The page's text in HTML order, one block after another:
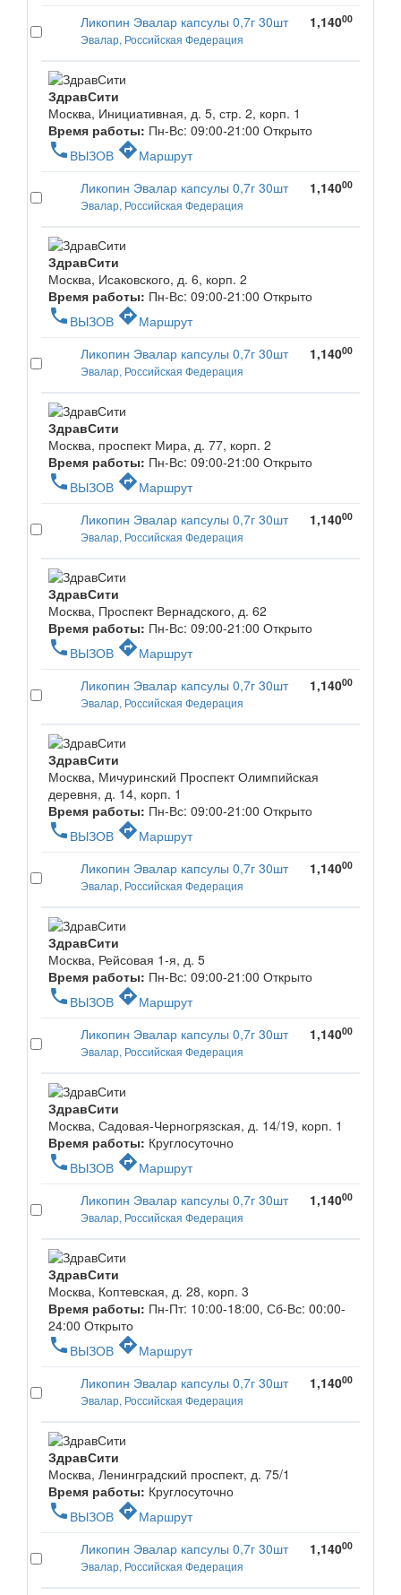
Ликопин Эвалар капсулы 0,7г 30шт
Эвалар, Российская Федерация
1,14000
ЗдравСити
Москва, Инициативная, д. 5, стр. 2, корп. 1
Время работы: Пн-Вс: 09:00-21:00 Открыто
phone ВЫЗОВ directionsМаршрут
Ликопин Эвалар капсулы 0,7г 30шт
Эвалар, Российская Федерация
1,14000
ЗдравСити
Москва, Исаковского, д. 6, корп. 2
Время работы: Пн-Вс: 09:00-21:00 Открыто
phone ВЫЗОВ directionsМаршрут
Ликопин Эвалар капсулы 0,7г 30шт
Эвалар, Российская Федерация
1,14000
ЗдравСити
Москва, проспект Мира, д. 77, корп. 2
Время работы: Пн-Вс: 09:00-21:00 Открыто
phone ВЫЗОВ directionsМаршрут
Ликопин Эвалар капсулы 0,7г 30шт
Эвалар, Российская Федерация
1,14000
ЗдравСити
Москва, Проспект Вернадского, д. 62
Время работы: Пн-Вс: 09:00-21:00 Открыто
phone ВЫЗОВ directionsМаршрут
Ликопин Эвалар капсулы 0,7г 30шт
Эвалар, Российская Федерация
1,14000
ЗдравСити
Москва, Мичуринский Проспект Олимпийская
деревня, д. 14, корп. 1
Время работы: Пн-Вс: 09:00-21:00 Открыто
phone ВЫЗОВ directionsМаршрут
Ликопин Эвалар капсулы 0,7г 30шт
Эвалар, Российская Федерация
1,14000
ЗдравСити
Москва, Рейсовая 1-я, д. 5
Время работы: Пн-Вс: 09:00-21:00 Открыто
phone ВЫЗОВ directionsМаршрут
Ликопин Эвалар капсулы 0,7г 30шт
Эвалар, Российская Федерация
1,14000
ЗдравСити
Москва, Садовая-Черногрязская, д. 14/19, корп. 1
Время работы: Круглосуточно
phone ВЫЗОВ directionsМаршрут
Ликопин Эвалар капсулы 0,7г 30шт
Эвалар, Российская Федерация
1,14000
ЗдравСити
Москва, Коптевская, д. 28, корп. 3
Время работы: Пн-Пт: 10:00-18:00, Сб-Вс: 00:00-
24:00 Открыто
phone ВЫЗОВ directionsМаршрут
Ликопин Эвалар капсулы 0,7г 30шт
Эвалар, Российская Федерация
1,14000
ЗдравСити
Москва, Ленинградский проспект, д. 75/1
Время работы: Круглосуточно
phone ВЫЗОВ directionsМаршрут
Ликопин Эвалар капсулы 0,7г 30шт
Эвалар, Российская Федерация
1,14000